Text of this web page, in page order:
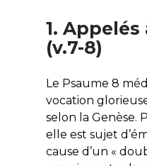
1.
(v.7-8)
Le Psaume 8
vocation
selon la Genèse.
elle est sujet
cause d’un «